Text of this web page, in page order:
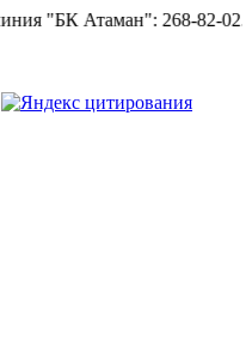
"БК Атаман":268-82-02.